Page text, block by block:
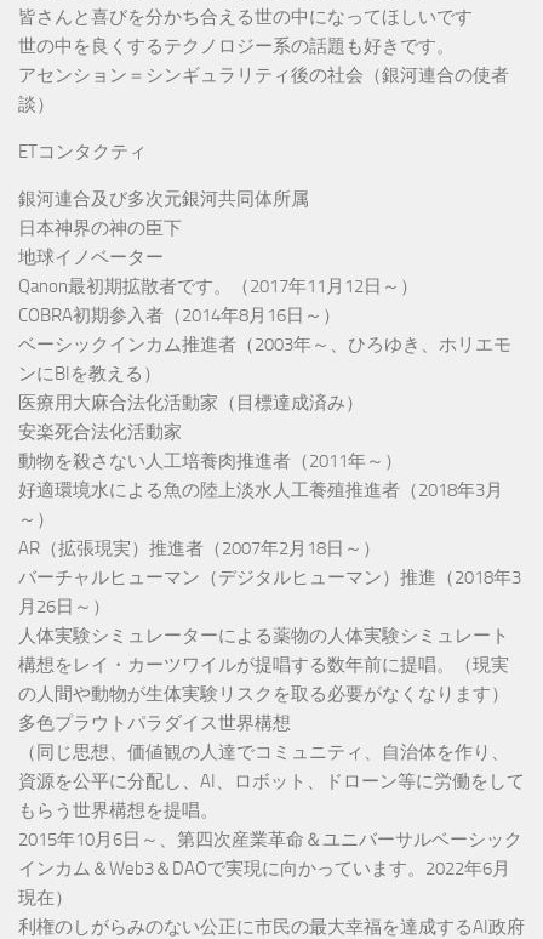
皆さんと喜びを分かち合える世の中になってほしいです
世の中を良くするテクノロジー系の話題も好きです。
アセンション＝シンギュラリティ後の社会（銀河連合の使者
談）
ETコンタクティ
銀河連合及び多次元銀河共同体所属
日本神界の神の臣下
地球イノベーター
Qanon最初期拡散者です。（2017年11月12日～）
COBRA初期参入者（2014年8月16日～）
ベーシックインカム推進者（2003年～、ひろゆき、ホリエモ
ンにBIを教える）
医療用大麻合法化活動家（目標達成済み）
安楽死合法化活動家
動物を殺さない人工培養肉推進者（2011年～）
好適環境水による魚の陸上淡水人工養殖推進者（2018年3月
～）
AR（拡張現実）推進者（2007年2月18日～）
バーチャルヒューマン（デジタルヒューマン）推進（2018年3
月26日～）
人体実験シミュレーターによる薬物の人体実験シミュレート
構想をレイ・カーツワイルが提唱する数年前に提唱。（現実
の人間や動物が生体実験リスクを取る必要がなくなります）
多色プラウトパラダイス世界構想
（同じ思想、価値観の人達でコミュニティ、自治体を作り、
資源を公平に分配し、AI、ロボット、ドローン等に労働をして
もらう世界構想を提唱。
2015年10月6日～、第四次産業革命＆ユニバーサルベーシック
インカム＆Web3＆DAOで実現に向かっています。2022年6月
現在）
利権のしがらみのない公正に市民の最大幸福を達成するAI政府